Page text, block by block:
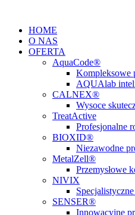
treści
HOME
O NAS
OFERTA
AquaCode®
Kompleksowe
AQUAlab
CALNEX®
Wysoce
TreatActive
Profesjonalne
BIOXID®
Niezawodne
MetalZell®
Przemysłowe
NIVIX
SENSER®
Innowacyjne